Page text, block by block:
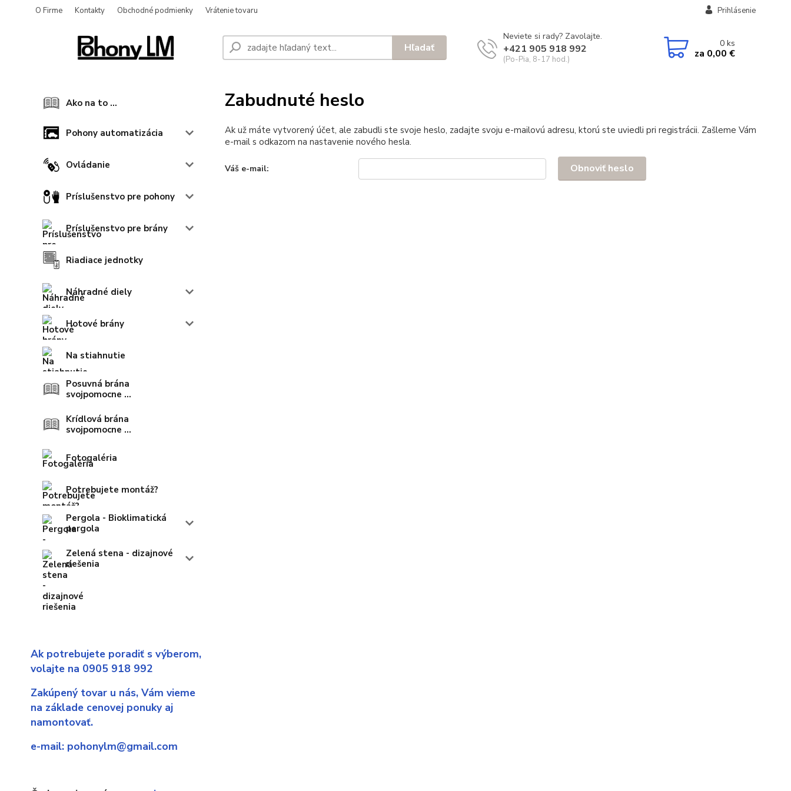
O Firme Kontakty Obchodné podmienky Vrátenie tovaru Prihlásenie
Hľadať
Neviete si rady? Zavolajte.
+421 905 918 992
(Po-Pia, 8-17 hod.)
0ks
za 0,00 €
Ako na to ...
Pohony automatizácia
Ovládanie
Príslušenstvo pre pohony
Príslušenstvo pre brány
Riadiace jednotky
Náhradné diely
Hotové brány
Na stiahnutie
Posuvná brána
svojpomocne ...
Krídlová brána
svojpomocne ...
Fotogaléria
Potrebujete montáž?
Pergola - Bioklimatická
pergola
Zelená stena - dizajnové
riešenia
Ak potrebujete poradiť s výberom,
volajte na 0905 918 992
Zakúpený tovar u nás, Vám vieme
na základe cenovej ponuky aj
namontovať.
e-mail: pohonylm@gmail.com
Zabudnuté heslo
Ak už máte vytvorený účet, ale zabudli ste svoje heslo, zadajte svoju e-mailovú adresu, ktorú ste uviedli pri registrácii. Zašleme Vám
e-mail s odkazom na nastavenie nového hesla.
Váš e-mail: Obnoviť heslo